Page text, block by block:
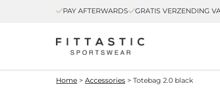
PAY AFTERWARDS GRATIS VERZENDING
Home > Accessories > Totebag 2.0 black